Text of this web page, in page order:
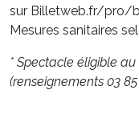
sur Billetweb.fr/pro/
Mesures sanitaires
* Spectacle éligible
(renseignements 03 85